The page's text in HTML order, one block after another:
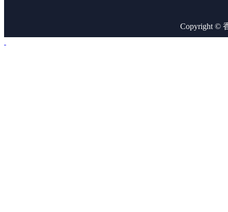
Copyright ©